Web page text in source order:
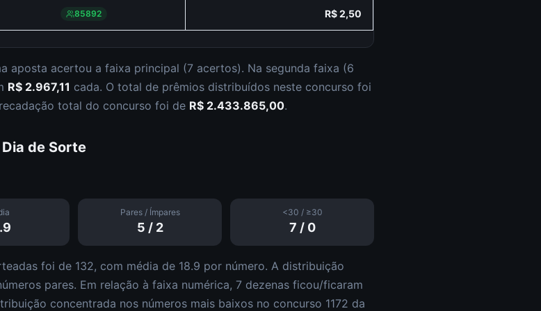
85892 R$ 2,50
aposta acertou a faixa principal (7 acertos). Na segunda faixa (6
R$ 2.967,11 cada. O total de prêmios distribuídos neste concurso foi
total do concurso foi de R$ 2.433.865,00.
Dia de Sorte
Pares / Ímpares
5 / 2
<30 / ≥30
7 / 0
foi de 132, com média de 18.9 por número. A distribuição
pares. Em relação à faixa numérica, 7 dezenas ficou/ficaram
concentrada nos números mais baixos no concurso 1172 da